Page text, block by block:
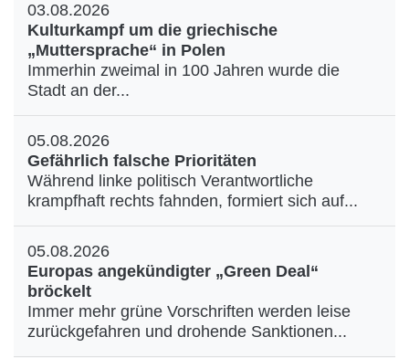
03.08.2026
Kulturkampf um die griechische
„Muttersprache“ in Polen
Immerhin zweimal in 100 Jahren wurde die
Stadt an der...
05.08.2026
Gefährlich falsche Prioritäten
Während linke politisch Verantwortliche
krampfhaft rechts fahnden, formiert sich auf...
05.08.2026
Europas angekündigter „Green Deal“
bröckelt
Immer mehr grüne Vorschriften werden leise
zurückgefahren und drohende Sanktionen...